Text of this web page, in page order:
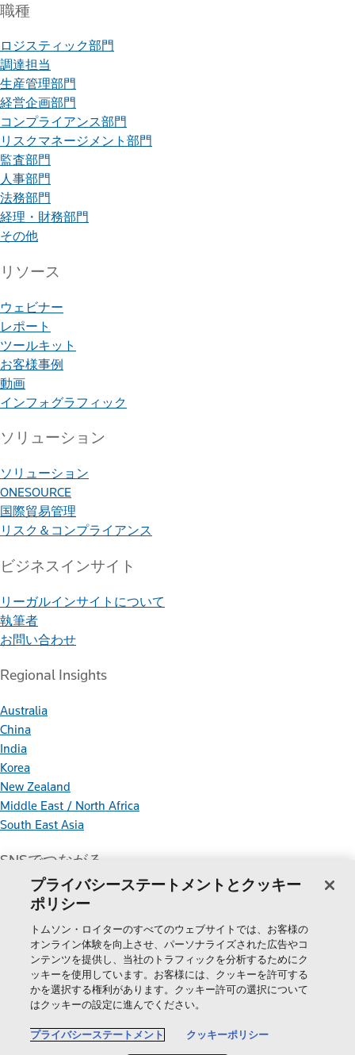
職種
ロジスティック部門
調達担当
生産管理部門
経営企画部門
コンプライアンス部門
リスクマネージメント部門
監査部門
人事部門
法務部門
経理・財務部門
その他
リソース
ウェビナー
レポート
ツールキット
お客様事例
動画
インフォグラフィック
ソリューション
ソリューション
ONESOURCE
国際貿易管理
リスク＆コンプライアンス
ビジネスインサイト
リーガルインサイトについて
執筆者
お問い合わせ
Regional Insights
Australia
China
India
Korea
New Zealand
Middle East / North Africa
South East Asia
SNSでつながる
Thomson
Reuters
Cookie Policy
プライバシーステートメントとクッキー
ポリシー
トムソン・ロイターのすべてのウェブサイトでは、お客様の
オンライン体験を向上させ、パーソナライズされた広告やコ
ンテンツを提供し、当社のトラフィックを分析するためにク
ッキーを使用しています。お客様には、クッキーを許可する
かを選択する権利があります。クッキー許可の選択について
はクッキーの設定に進んでください。
プライバシーステートメント クッキーポリシー